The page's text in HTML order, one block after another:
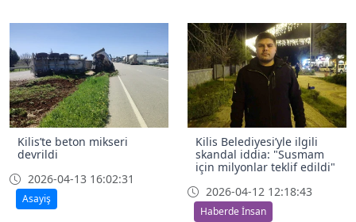
Kilis’te beton mikseri
devrildi
2026-04-13 16:02:31
Asayiş
Kilis Belediyesi’yle ilgili
skandal iddia: "Susmam
için milyonlar teklif edildi"
2026-04-12 12:18:43
Haberde İnsan